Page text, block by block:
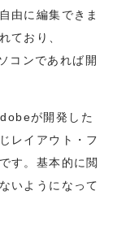
由に編集できま
ており、
コンであれば開
が開発した
レイアウト・フ
す。基本的に閲
いようになって